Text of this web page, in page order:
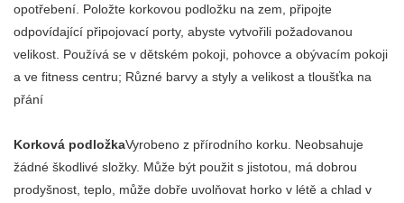
opotřebení. Položte korkovou podložku na zem, připojte
odpovídající připojovací porty, abyste vytvořili požadovanou
velikost. Používá se v dětském pokoji, pohovce a obývacím pokoji
a ve fitness centru; Různé barvy a styly a velikost a tloušťka na
přání
Korková podložkaVyrobeno z přírodního korku. Neobsahuje
žádné škodlivé složky. Může být použit s jistotou, má dobrou
prodyšnost, teplo, může dobře uvolňovat horko v létě a chlad v